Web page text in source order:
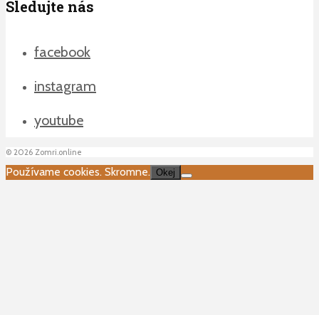
Sledujte nás
facebook
instagram
youtube
© 2026 Zomri.online
Používame cookies. Skromne. Okej